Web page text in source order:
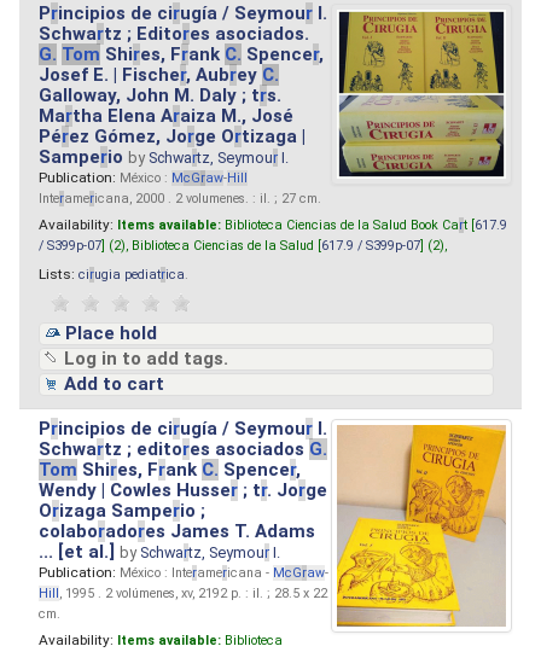
Principios de cirugía / Seymour I.
Schwartz ; Editores asociados.
G. Tom Shires, Frank C. Spencer,
Josef E. | Fischer, Aubrey C.
Galloway, John M. Daly ; trs.
Martha Elena Araiza M., José
Pérez Gómez, Jorge Ortizaga |
Samperio by Schwartz, Seymour I.
Publication: México : McGraw-Hill
Interamericana, 2000 . 2 volumenes. : il. ; 27 cm.
Availability: Items available: Biblioteca Ciencias de la Salud Book Cart [ 617.9
/ S399p-07 ] (2), Biblioteca Ciencias de la Salud [ 617.9 / S399p-07 ] (2),
Lists: cirugia pediatrica
Place hold
Log in to add tags.
Add to cart
Principios de cirugía / Seymour I.
Schwartz ; editores asociados G.
Tom Shires, Frank C. Spencer,
Wendy | Cowles Husser ; tr. Jorge
Orizaga Samperio ;
colaboradores James T. Adams
... [et al.]by Schwartz, Seymour I.
Publication: México : Interamericana - McGraw-
Hill, 1995 . 2 volúmenes, xv, 2192 p. : il. ; 28.5 x 22
cm.
Availability: Items available: Biblioteca